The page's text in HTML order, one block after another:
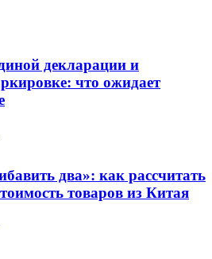
декларации и
что ожидает
два»: как рассчитать
товаров из Китая